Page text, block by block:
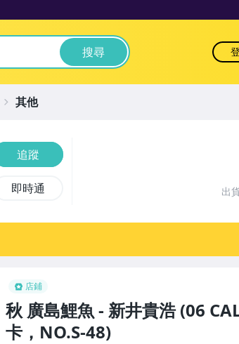
搜尋
店鋪
秋 廣島鯉魚 - 新井貴浩 (06
卡，NO.S-48)
追蹤
即時通 出
其他